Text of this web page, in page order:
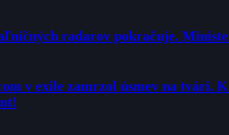
radarov pokračuje.
v exile zamrzol úsmev na tvári.